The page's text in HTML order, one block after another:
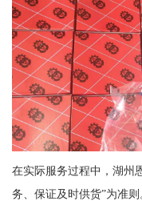
在实际服务过程中，湖州
务、保证及时供货”为准